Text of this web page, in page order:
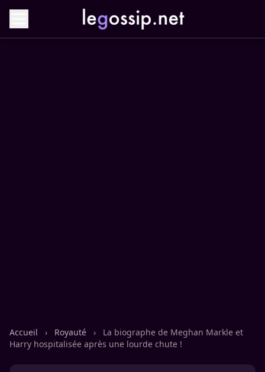
Accueil › Royauté ›
La biographe de Meghan Markle et
Harry hospitalisée après une lourde chute !